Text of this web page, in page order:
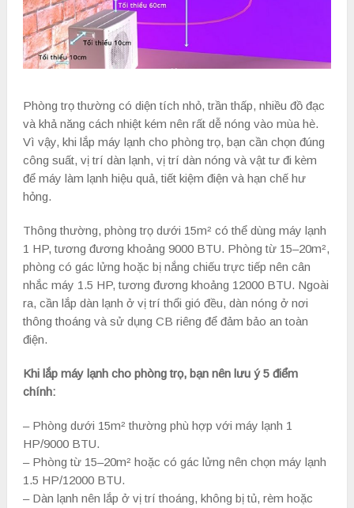
Phòng trọ thường có diện tích nhỏ, trần thấp, nhiều đồ đạc
và khả năng cách nhiệt kém nên rất dễ nóng vào mùa hè.
Vì vậy, khi lắp máy lạnh cho phòng trọ, bạn cần chọn đúng
công suất, vị trí dàn lạnh, vị trí dàn nóng và vật tư đi kèm
để máy làm lạnh hiệu quả, tiết kiệm điện và hạn chế hư
hỏng.
Thông thường, phòng trọ dưới 15m² có thể dùng máy lạnh
1 HP, tương đương khoảng 9000 BTU. Phòng từ 15–20m²,
phòng có gác lửng hoặc bị nắng chiếu trực tiếp nên cân
nhắc máy 1.5 HP, tương đương khoảng 12000 BTU. Ngoài
ra, cần lắp dàn lạnh ở vị trí thổi gió đều, dàn nóng ở nơi
thông thoáng và sử dụng CB riêng để đảm bảo an toàn
điện.
Khi lắp máy lạnh cho phòng trọ, bạn nên lưu ý 5 điểm
chính:
– Phòng dưới 15m² thường phù hợp với máy lạnh 1
HP/9000 BTU.
– Phòng từ 15–20m² hoặc có gác lửng nên chọn máy lạnh
1.5 HP/12000 BTU.
– Dàn lạnh nên lắp ở vị trí thoáng, không bị tủ, rèm hoặc